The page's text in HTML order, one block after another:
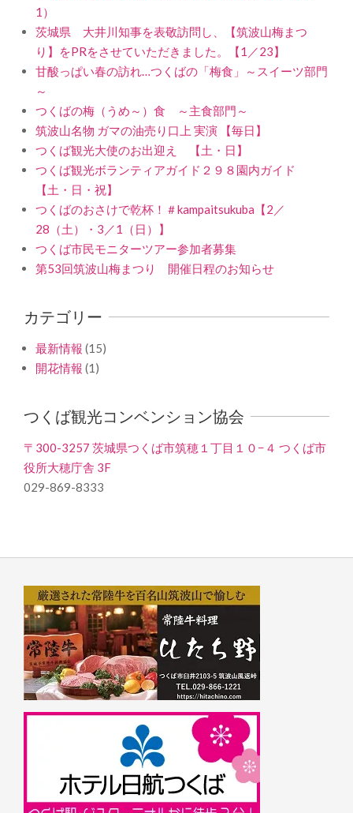
1）
茨城県 大井川知事を表敬訪問し、【筑波山梅まつ
り】をPRをさせていただきました。【1／23】
甘酸っぱい春の訪れ…つくばの「梅食」～スイーツ部門
～
つくばの梅（うめ～）食 ～主食部門～
筑波山名物 ガマの油売り口上 実演 【毎日】
つくば観光大使のお出迎え 【土・日】
つくば観光ボランティアガイド２９８園内ガイド
【土・日・祝】
つくばのおさけで乾杯！＃kampaitsukuba【2／
28（土）・3／1（日）】
つくば市民モニターツアー参加者募集
第53回筑波山梅まつり 開催日程のお知らせ
カテゴリー
最新情報 (15)
開花情報 (1)
つくば観光コンベンション協会
〒300-3257 茨城県つくば市筑穂１丁目１０−４ つくば市
役所大穂庁舎 3F
029-869-8333